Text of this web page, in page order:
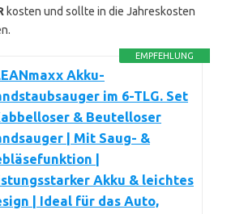
kosten und sollte in die Jahreskosten
EMPFEHLUNG
Akku-
im 6-TLG. Set
& Beutelloser
| Mit Saug- &
|
Akku & leichtes
| Ideal für das Auto,